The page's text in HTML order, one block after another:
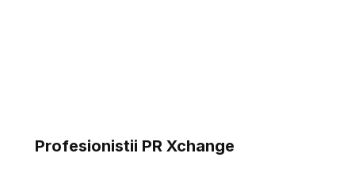
Profesionistii PR Xchange